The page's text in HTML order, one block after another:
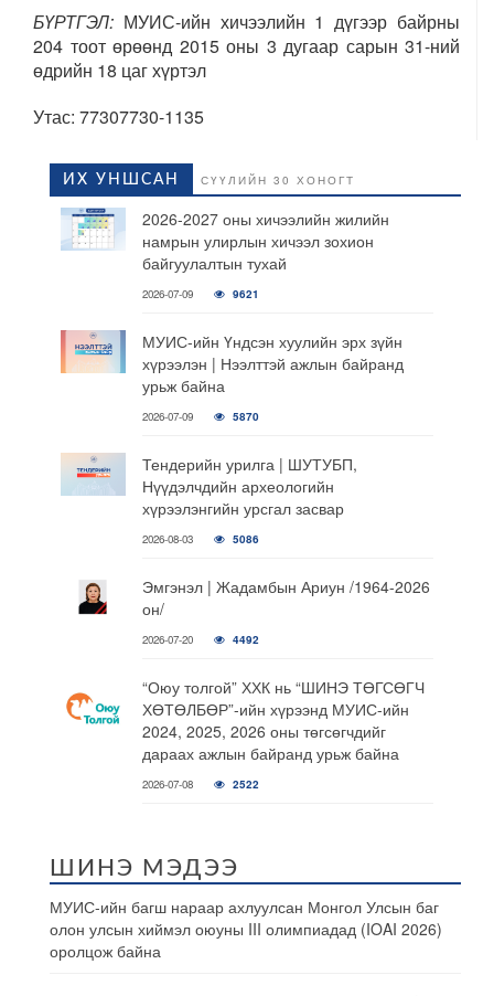
БҮРТГЭЛ: МУИС-ийн хичээлийн 1 дүгээр байрны
204 тоот өрөөнд 2015 оны 3 дугаар сарын 31-ний
өдрийн 18 цаг хүртэл
Утас: 77307730-1135
ИХ УНШСАН СҮҮЛИЙН 30 ХОНОГТ
2026-2027 оны хичээлийн жилийн
намрын улирлын хичээл зохион
байгуулалтын тухай
2026-07-09 9621
МУИС-ийн Үндсэн хуулийн эрх зүйн
хүрээлэн | Нээлттэй ажлын байранд
урьж байна
2026-07-09 5870
Тендерийн урилга | ШУТУБП,
Нүүдэлчдийн археологийн
хүрээлэнгийн урсгал засвар
2026-08-03 5086
Эмгэнэл | Жадамбын Ариун /1964-2026
он/
2026-07-20 4492
“Оюу толгой” ХХК нь “ШИНЭ ТӨГСӨГЧ
ХӨТӨЛБӨР”-ийн хүрээнд МУИС-ийн
2024, 2025, 2026 оны төгсөгчдийг
дараах ажлын байранд урьж байна
2026-07-08 2522
ШИНЭ МЭДЭЭ
МУИС-ийн багш нараар ахлуулсан Монгол Улсын баг
олон улсын хиймэл оюуны III олимпиадад (IOAI 2026)
оролцож байна